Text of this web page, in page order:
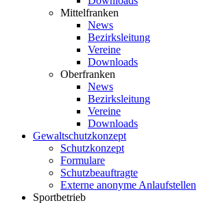
Mittelfranken
News
Bezirksleitung
Vereine
Downloads
Oberfranken
News
Bezirksleitung
Vereine
Downloads
Gewaltschutzkonzept
Schutzkonzept
Formulare
Schutzbeauftragte
Externe anonyme Anlaufstellen
Sportbetrieb